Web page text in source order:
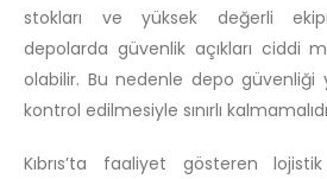
stokları ve yüksek değerli
depolarda güvenlik açıkları ciddi
olabilir. Bu nedenle depo güvenliği
kontrol edilmesiyle sınırlı
Kıbrıs’ta faaliyet gösteren